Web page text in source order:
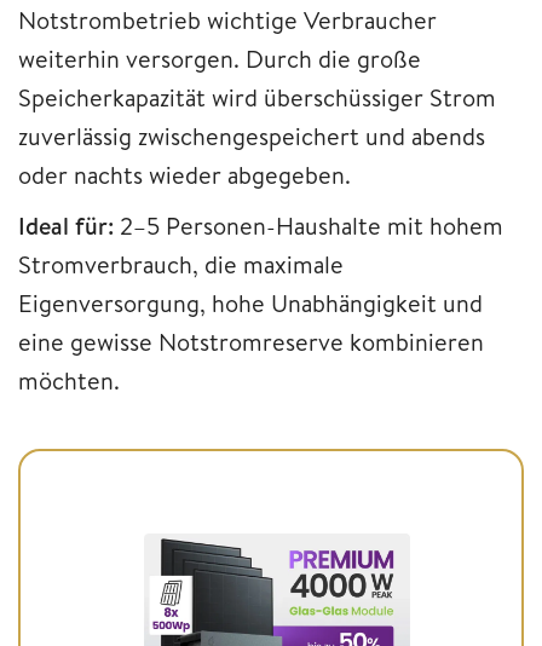
Notstrombetrieb wichtige Verbraucher
weiterhin versorgen. Durch die große
Speicherkapazität wird überschüssiger Strom
zuverlässig zwischengespeichert und abends
oder nachts wieder abgegeben.
Ideal für: 2–5 Personen-Haushalte mit hohem
Stromverbrauch, die maximale
Eigenversorgung, hohe Unabhängigkeit und
eine gewisse Notstromreserve kombinieren
möchten.